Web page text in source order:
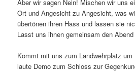
Aber wir sagen Nein! Mis­chen wir uns
Ort und Angesicht zu Angesicht, was
übertö­nen ihren Hass und lassen sie
Lasst uns ihnen gemein­sam den
Kommt mit uns zum Landwehrplatz
laute Demo zum Schloss zur